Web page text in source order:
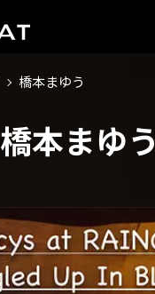
橋本まゆう
橋本まゆう